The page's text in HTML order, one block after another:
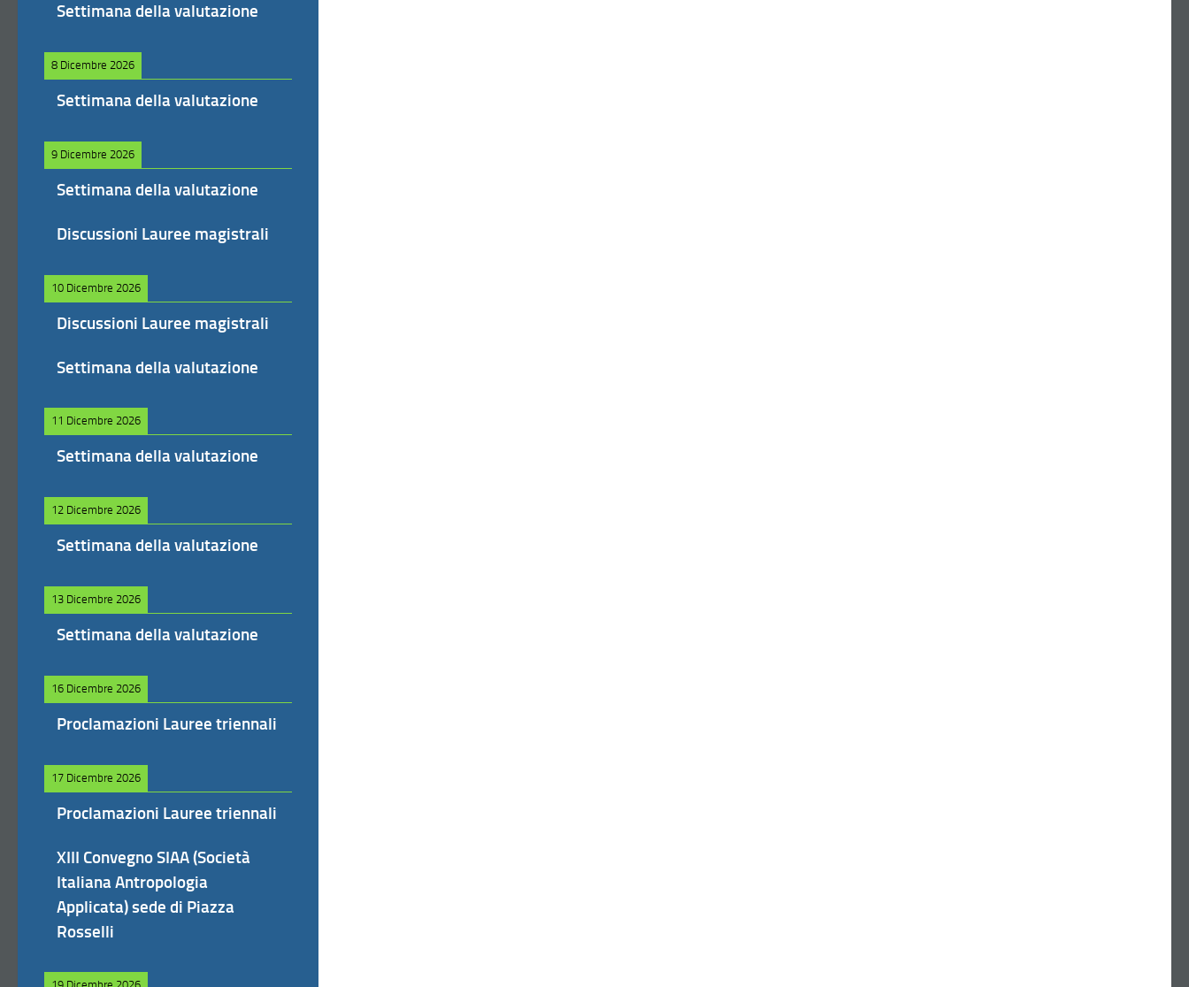
Settimana della valutazione
8 Dicembre 2026
Settimana della valutazione
9 Dicembre 2026
Settimana della valutazione
Discussioni Lauree magistrali
10 Dicembre 2026
Discussioni Lauree magistrali
Settimana della valutazione
11 Dicembre 2026
Settimana della valutazione
12 Dicembre 2026
Settimana della valutazione
13 Dicembre 2026
Settimana della valutazione
16 Dicembre 2026
Proclamazioni Lauree triennali
17 Dicembre 2026
Proclamazioni Lauree triennali
XIII Convegno SIAA (Società
Italiana Antropologia
Applicata) sede di Piazza
Rosselli